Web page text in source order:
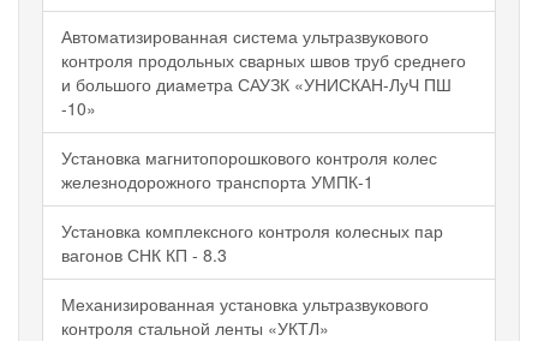
Автоматизированная система ультразвукового
контроля продольных сварных швов труб среднего
и большого диаметра САУЗК «УНИСКАН-ЛуЧ ПШ
-10»
Установка магнитопорошкового контроля колес
железнодорожного транспорта УМПК-1
Установка комплексного контроля колесных пар
вагонов СНК КП - 8.3
Механизированная установка ультразвукового
контроля стальной ленты «УКТЛ»